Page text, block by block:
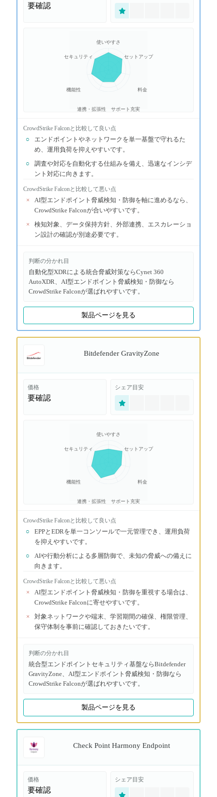
要確認
使いやすさ
セットアップ
料金
サポート充実
連携・拡張性
機能性
セキュリティ
CrowdStrike Falconと比較して良い点
○
エンドポイントやネットワークを単一基盤で守れるた
め、運用負荷を抑えやすいです。
○
調査や対応を自動化する仕組みを備え、迅速なインシデ
ント対応に向きます。
CrowdStrike Falconと比較して悪い点
×
AI型エンドポイント脅威検知・防御を軸に進めるなら、
CrowdStrike Falconが合いやすいです。
×
検知対象、データ保持方針、外部連携、エスカレーショ
ン設計の確認が別途必要です。
判断の分かれ目
自動化型XDRによる統合脅威対策ならCynet 360
AutoXDR、AI型エンドポイント脅威検知・防御なら
CrowdStrike Falconが選ばれやすいです。
製品ページを見る
Bitdefender GravityZone
価格
要確認
シェア目安
使いやすさ
セットアップ
料金
サポート充実
連携・拡張性
機能性
セキュリティ
CrowdStrike Falconと比較して良い点
○
EPPとEDRを単一コンソールで一元管理でき、運用負荷
を抑えやすいです。
○
AIや行動分析による多層防御で、未知の脅威への備えに
向きます。
CrowdStrike Falconと比較して悪い点
×
AI型エンドポイント脅威検知・防御を重視する場合は、
CrowdStrike Falconに寄せやすいです。
×
対象ネットワークや端末、学習期間の確保、権限管理、
保守体制を事前に確認しておきたいです。
判断の分かれ目
統合型エンドポイントセキュリティ基盤ならBitdefender
GravityZone、AI型エンドポイント脅威検知・防御なら
CrowdStrike Falconが選ばれやすいです。
製品ページを見る
Check Point Harmony Endpoint
価格
要確認
シェア目安